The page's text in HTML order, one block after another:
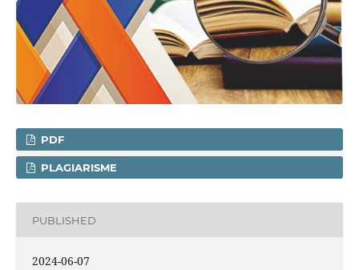
PDF
PLAGIARISME
PUBLISHED
2024-06-07